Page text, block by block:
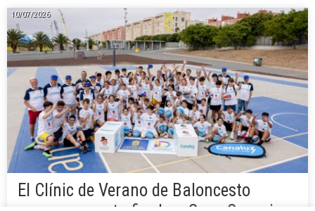
10/07/2026
El Clínic de Verano de Baloncesto